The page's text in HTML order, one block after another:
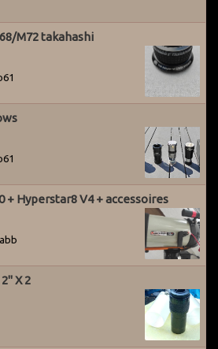
M72 takahashi
+ Hyperstar8 V4 + accessoires
X 2